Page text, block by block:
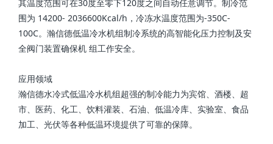
其温度范围可在30度至零下120度之间自动任意调节。制冷范
围为 14200- 2036600Kcal/h，冷冻水温度范围为-350C-
100C。瀚信德低温冷水机组制冷系统的高智能化压力控制及安
全阀门装置确保机 组工作安全。
应用领域
瀚信德水冷式低温冷水机组超强的制冷能力为宾馆、酒楼、超
市、医药、化工、饮料灌装、石油、低温冷库、实验室、食品
加工、光伏等各种低温环境提供了可靠的保障。